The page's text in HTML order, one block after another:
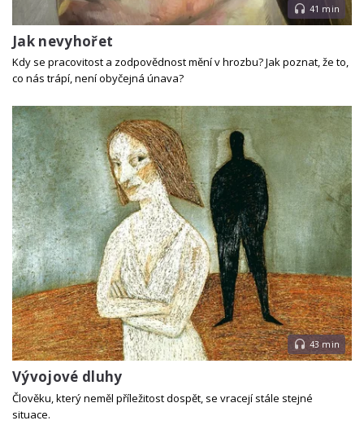
41 min
Jak nevyhořet
Kdy se pracovitost a zodpovědnost mění v hrozbu? Jak poznat, že to,
co nás trápí, není obyčejná únava?
43 min
Vývojové dluhy
Člověku, který neměl příležitost dospět, se vracejí stále stejné
situace.